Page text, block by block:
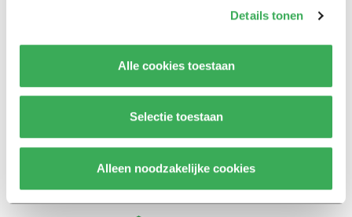
Details tonen
Alle cookies toestaan
Selectie toestaan
Alleen noodzakelijke cookies
kabinet komt met actieplan
08 september 2022
My First Head
Gideon announces: I need a
01 september 2022